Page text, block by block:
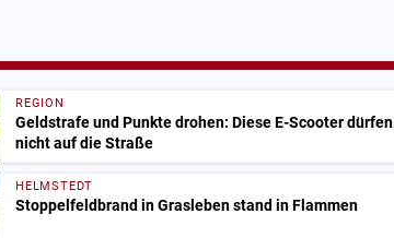
REGION
Geldstrafe und Punkte drohen: Diese E-Scooter dürfen
nicht auf die Straße
HELMSTEDT
Stoppelfeldbrand in Grasleben stand in Flammen